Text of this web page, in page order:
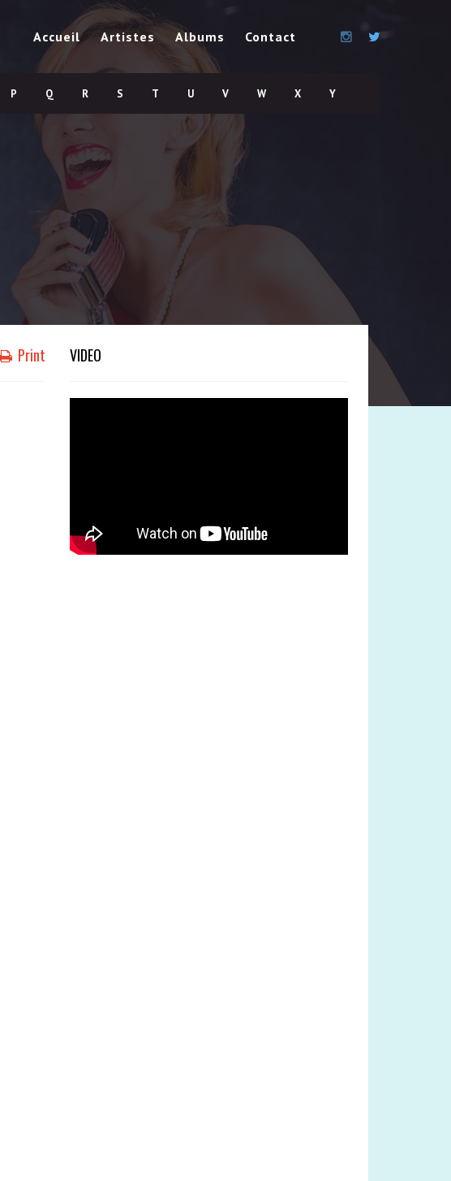
Accueil Artistes Albums Contact
P Q R S T U V W X Y
Print VIDEO